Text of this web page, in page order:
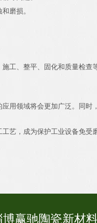
磨损。
工、整平、固化和质量检查
用领域将会更加广泛。同时
艺，成为保护工业设备免受
博赢驰陶瓷新材